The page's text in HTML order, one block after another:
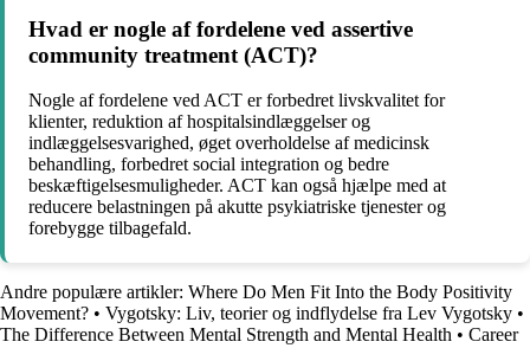
Hvad er nogle af fordelene ved assertive
community treatment (ACT)?
Nogle af fordelene ved ACT er forbedret livskvalitet for
klienter, reduktion af hospitalsindlæggelser og
indlæggelsesvarighed, øget overholdelse af medicinsk
behandling, forbedret social integration og bedre
beskæftigelsesmuligheder. ACT kan også hjælpe med at
reducere belastningen på akutte psykiatriske tjenester og
forebygge tilbagefald.
Andre populære artikler: Where Do Men Fit Into the Body Positivity
Movement? • Vygotsky: Liv, teorier og indflydelse fra Lev Vygotsky •
The Difference Between Mental Strength and Mental Health • Career